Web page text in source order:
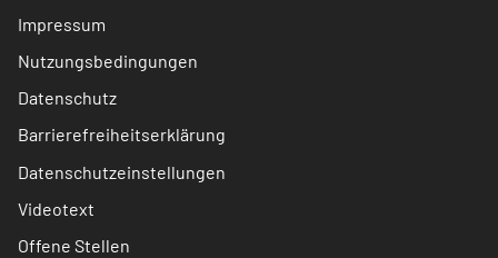
Impressum
Nutzungsbedingungen
Datenschutz
Barrierefreiheitserklärung
Datenschutzeinstellungen
Videotext
Offene Stellen